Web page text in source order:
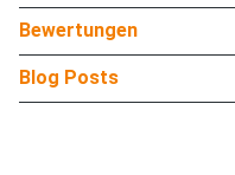
Bewertungen
Blog Posts